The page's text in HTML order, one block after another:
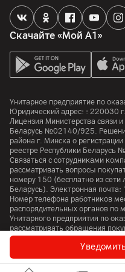
да
Цвет
Крепление VESA
200 x 200 мм
Толщина панели
67.9 мм
Ширина
968 мм
Глубина (с учетом
188 мм
Высота (с учетом подставки)
Скачайте «Мой А1»
Унитарное предприятие по
Юридический адрес: : 220030
Лицензия Министерства связи
Беларусь №02140/925.
района г. Минска о
реестре Республики
Связаться с сотрудниками
рассматривать вопросы
номеру 150 (бесплатно из
Беларусь). Электронная почта:
Номер телефона работников
распорядительных органов по
Унитарного предприятия по
рассматривать обращения
© 2026 Унитарное